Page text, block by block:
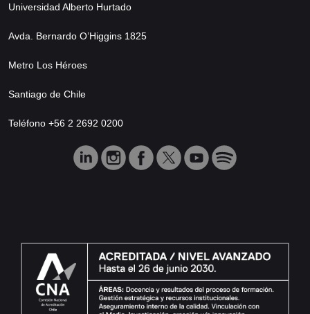
Universidad Alberto Hurtado
Avda. Bernardo O’Higgins 1825
Metro Los Héroes
Santiago de Chile
Teléfono +56 2 2692 0200